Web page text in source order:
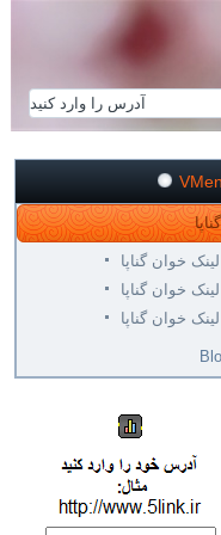
لینک خوان گناپا
لینک خوان گناپا
لینک خوان گناپا